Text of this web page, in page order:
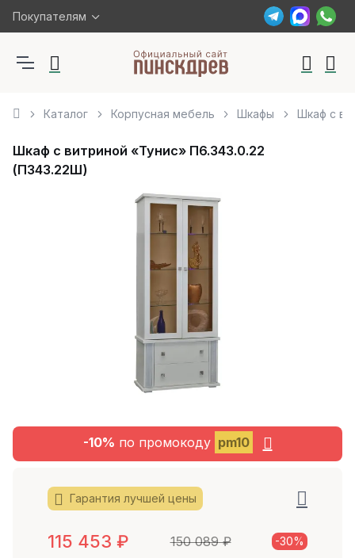
Покупателям
Каталог Корпусная мебель Шкафы Шкаф с
Шкаф с витриной «Тунис» П6.343.0.22
(П343.22Ш)
-10% по промокоду pm10
Гарантия лучшей цены
115 453 ₽ 150 089₽ -30%